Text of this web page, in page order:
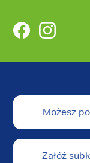
FacebookInstagram
Możesz
Załóż